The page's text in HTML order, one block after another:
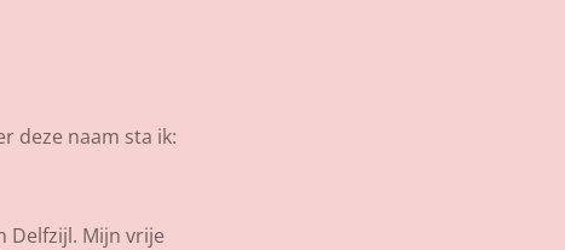
deze naam sta ik:
Delfzijl. Mijn vrije